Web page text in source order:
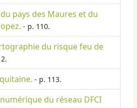
pays des Maures et du
- p. 110.
du risque feu de
- p. 113.
du réseau DFCI